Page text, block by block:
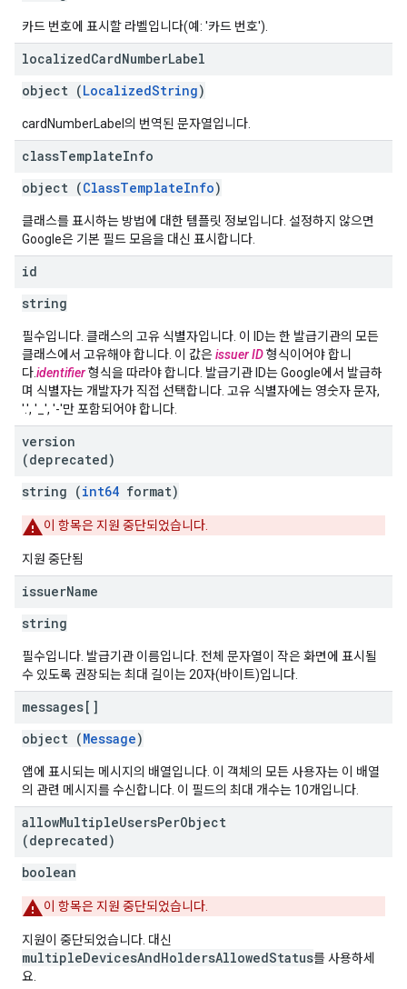
카드 번호에 표시할 라벨입니다(예: '카드 번호').
localizedCardNumberLabel
object (LocalizedString)
cardNumberLabel의 번역된 문자열입니다.
classTemplateInfo
object (ClassTemplateInfo)
클래스를 표시하는 방법에 대한 템플릿 정보입니다. 설정하지 않으면
Google은 기본 필드 모음을 대신 표시합니다.
id
string
필수입니다. 클래스의 고유 식별자입니다. 이 ID는 한 발급기관의 모든
클래스에서 고유해야 합니다. 이 값은issuer ID형식이어야 합니
다.identifier형식을 따라야 합니다. 발급기관 ID는 Google에서 발급하
며 식별자는 개발자가 직접 선택합니다. 고유 식별자에는 영숫자 문자,
'.', '_', '-'만 포함되어야 합니다.
version
(deprecated)
string (int64 format)
이 항목은 지원 중단되었습니다.
지원 중단됨
issuerName
string
필수입니다. 발급기관 이름입니다. 전체 문자열이 작은 화면에 표시될
수 있도록 권장되는 최대 길이는 20자(바이트)입니다.
messages[]
object (Message)
앱에 표시되는 메시지의 배열입니다. 이 객체의 모든 사용자는 이 배열
의 관련 메시지를 수신합니다. 이 필드의 최대 개수는 10개입니다.
allowMultipleUsersPerObject
(deprecated)
boolean
이 항목은 지원 중단되었습니다.
지원이 중단되었습니다. 대신
multipleDevicesAndHoldersAllowedStatus를 사용하세
요.